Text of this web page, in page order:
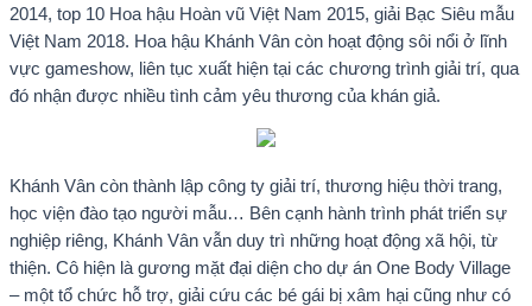
2014, top 10 Hoa hậu Hoàn vũ Việt Nam 2015, giải Bạc Siêu mẫu
Việt Nam 2018. Hoa hậu Khánh Vân còn hoạt động sôi nổi ở lĩnh
vực gameshow, liên tục xuất hiện tại các chương trình giải trí, qua
đó nhận được nhiều tình cảm yêu thương của khán giả.
Khánh Vân còn thành lập công ty giải trí, thương hiệu thời trang,
học viện đào tạo người mẫu… Bên cạnh hành trình phát triển sự
nghiệp riêng, Khánh Vân vẫn duy trì những hoạt động xã hội, từ
thiện. Cô hiện là gương mặt đại diện cho dự án One Body Village
– một tổ chức hỗ trợ, giải cứu các bé gái bị xâm hại cũng như có